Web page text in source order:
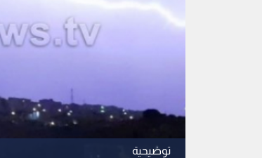
توضيحية